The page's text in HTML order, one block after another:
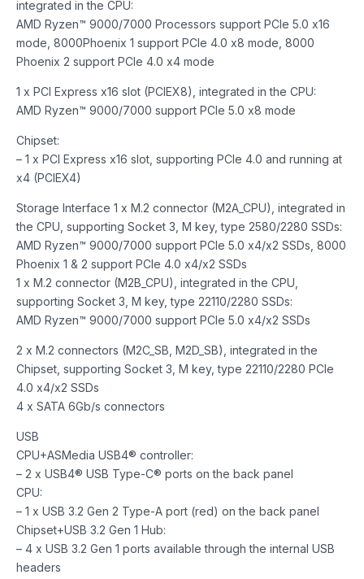
integrated in the CPU:
AMD Ryzen™ 9000/7000 Processors support PCIe 5.0 x16
mode, 8000Phoenix 1 support PCIe 4.0 x8 mode, 8000
Phoenix 2 support PCIe 4.0 x4 mode
1 x PCI Express x16 slot (PCIEX8), integrated in the CPU:
AMD Ryzen™ 9000/7000 support PCIe 5.0 x8 mode
Chipset:
– 1 x PCI Express x16 slot, supporting PCIe 4.0 and running at
x4 (PCIEX4)
Storage Interface 1 x M.2 connector (M2A_CPU), integrated in
the CPU, supporting Socket 3, M key, type 2580/2280 SSDs:
AMD Ryzen™ 9000/7000 support PCIe 5.0 x4/x2 SSDs, 8000
Phoenix 1 & 2 support PCIe 4.0 x4/x2 SSDs
1 x M.2 connector (M2B_CPU), integrated in the CPU,
supporting Socket 3, M key, type 22110/2280 SSDs:
AMD Ryzen™ 9000/7000 support PCIe 5.0 x4/x2 SSDs
2 x M.2 connectors (M2C_SB, M2D_SB), integrated in the
Chipset, supporting Socket 3, M key, type 22110/2280 PCIe
4.0 x4/x2 SSDs
4 x SATA 6Gb/s connectors
USB
CPU+ASMedia USB4® controller:
– 2 x USB4® USB Type-C® ports on the back panel
CPU:
– 1 x USB 3.2 Gen 2 Type-A port (red) on the back panel
Chipset+USB 3.2 Gen 1 Hub:
– 4 x USB 3.2 Gen 1 ports available through the internal USB
headers